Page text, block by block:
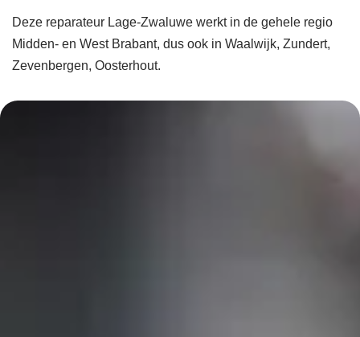
Deze reparateur Lage-Zwaluwe werkt in de gehele regio
Midden- en West Brabant, dus ook in Waalwijk, Zundert,
Zevenbergen, Oosterhout.